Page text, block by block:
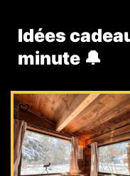
Idées
minute 🔔